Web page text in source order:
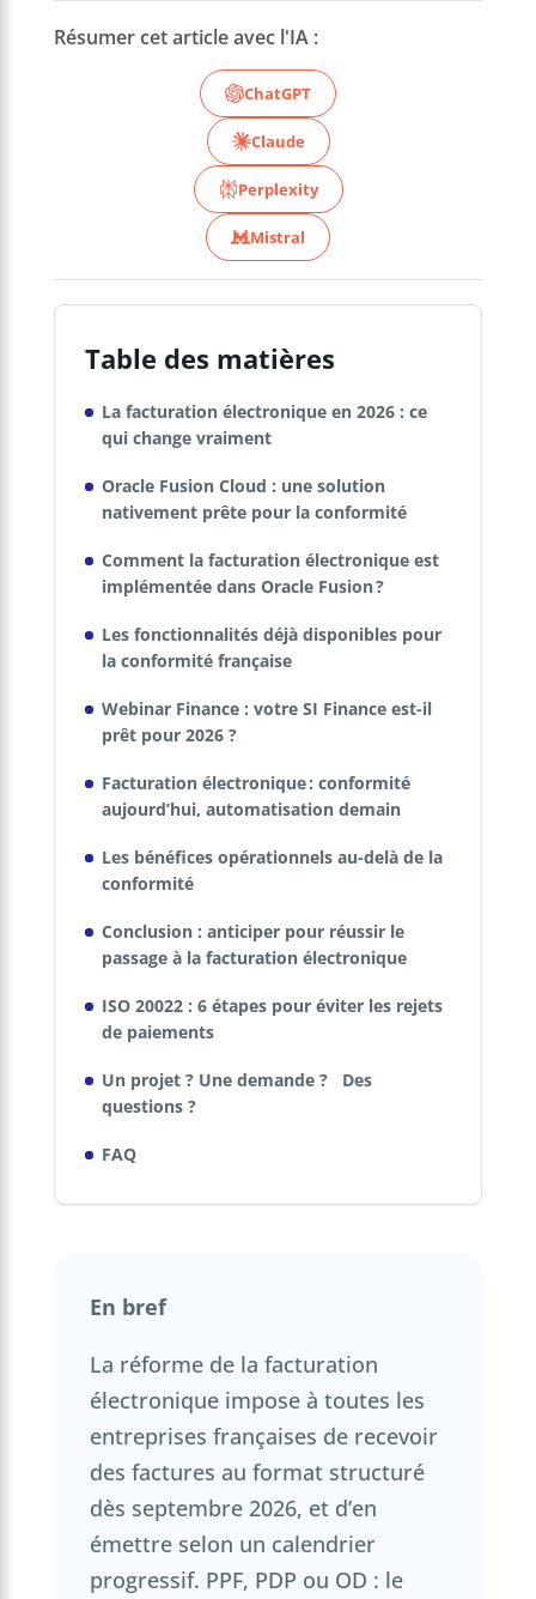
Résumer cet article avec l'IA :
ChatGPT
Claude
Perplexity
Mistral
Table des matières
La facturation électronique en 2026 : ce
qui change vraiment
Oracle Fusion Cloud : une solution
nativement prête pour la conformité
Comment la facturation électronique est
implémentée dans Oracle Fusion ?
Les fonctionnalités déjà disponibles pour
la conformité française
Webinar Finance : votre SI Finance est-il
prêt pour 2026 ?
Facturation électronique : conformité
aujourd’hui, automatisation demain
Les bénéfices opérationnels au-delà de la
conformité
Conclusion : anticiper pour réussir le
passage à la facturation électronique
ISO 20022 : 6 étapes pour éviter les rejets
de paiements
Un projet ? Une demande ? Des
questions ?
FAQ
En bref
La réforme de la facturation
électronique impose à toutes les
entreprises françaises de recevoir
des factures au format structuré
dès septembre 2026, et d’en
émettre selon un calendrier
progressif. PPF, PDP ou OD : le